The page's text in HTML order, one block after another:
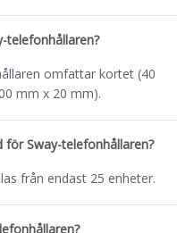
telefonhållaren?
omfattar kortet (40
mm x 20 mm).
för Sway-telefonhållaren?
från endast 25 enheter.